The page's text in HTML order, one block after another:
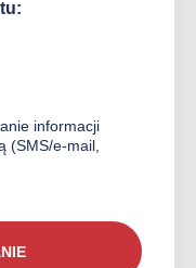
informacji
(SMS/e-mail,